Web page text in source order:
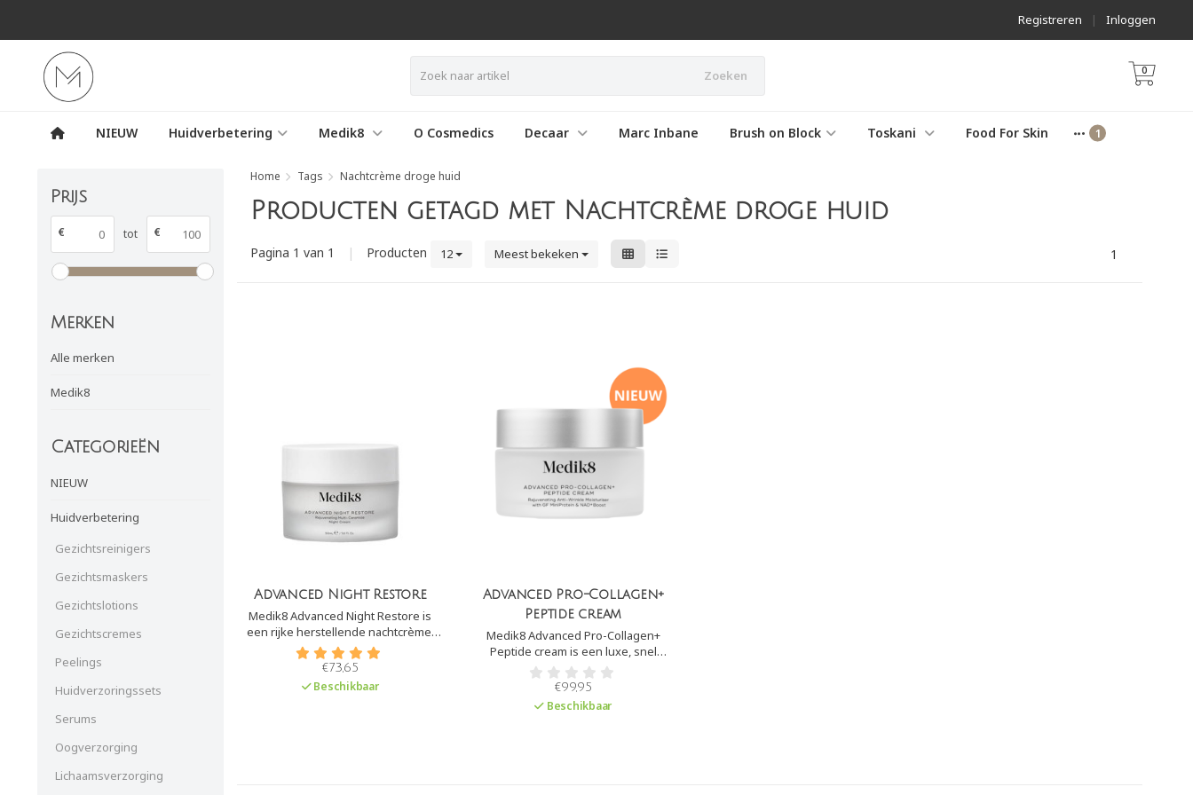
Inloggen
|
Registreren
Zoeken 0
NIEUW Huidverbetering Medik8 O Cosmedics Decaar Marc Inbane Brush on Block Toskani Food For Skin
Prijs
€ tot €
Merken
Alle merken
Medik8
Categorieën
NIEUW
Huidverbetering
Gezichtsreinigers
Gezichtsmaskers
Gezichtslotions
Gezichtscremes
Peelings
Huidverzoringssets
Serums
Oogverzorging
Lichaamsverzorging
Home Tags Nachtcrème droge huid
Producten getagd met Nachtcrème droge huid
Pagina 1 van 1 | Producten 12 Meest bekeken 1
Advanced Night Restore
Medik8 Advanced Night Restore is
een rijke herstellende nachtcrème.
Het geeft ultieme hydratatie aan de
huid. Hierdoor is het vooral geschikt
voor wat droge, vochtarme en/ of
rijpere huiden.
€73,65
Beschikbaar
Advanced Pro-Collagen+
Peptide cream
Medik8 Advanced Pro-Collagen+
Peptide cream is een luxe, snel
absorberende crème die anti-aging
werkt. Het stimuleert de
collageenproductie, vermindert
zichtbare lijntjes en rimpels en
€99,95
Beschikbaar